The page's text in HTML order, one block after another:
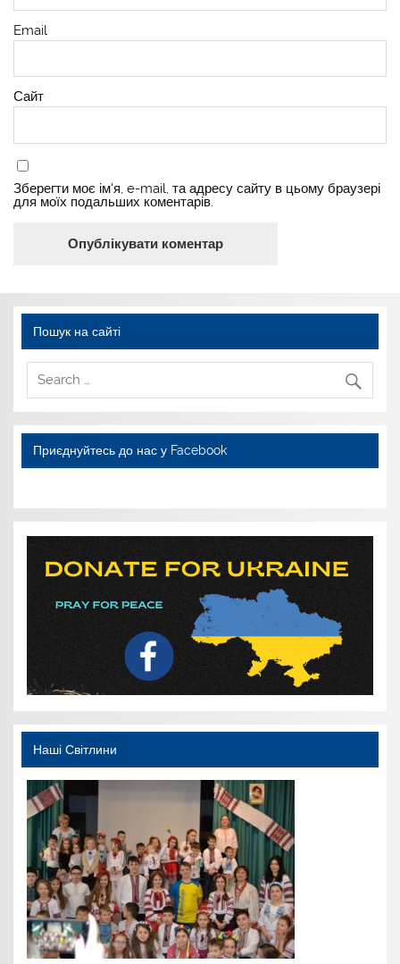
Email
Сайт
Зберегти моє ім'я, e-mail, та адресу сайту в цьому браузері
для моїх подальших коментарів.
Пошук на сайті
Приєднуйтесь до нас у Facebook
Наші Світлини